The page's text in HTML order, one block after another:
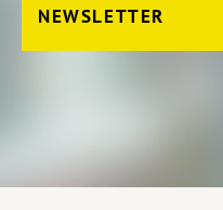
NEWSLETTER